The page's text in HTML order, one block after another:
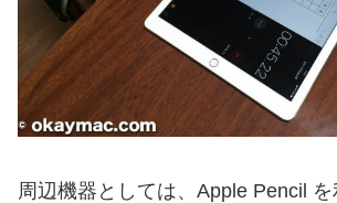
周辺機器としては、Apple Pencil